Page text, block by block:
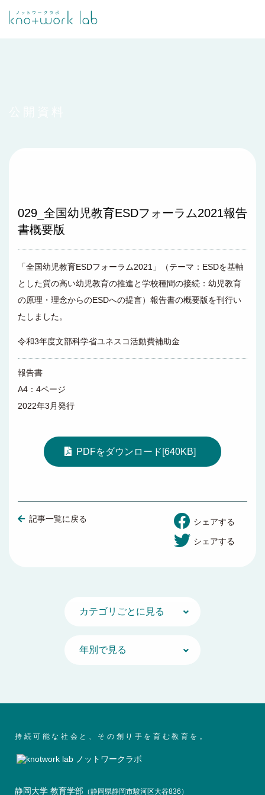
029_全国幼児教育ESDフォーラム2021報告
書概要版
「全国幼児教育ESDフォーラム2021」（テーマ：ESDを基軸
とした質の高い幼児教育の推進と学校種間の接続：幼児教育
の原理・理念からのESDへの提言）報告書の概要版を刊行い
たしました。
令和3年度文部科学省ユネスコ活動費補助金
報告書
A4：4ページ
2022年3月発行
PDFをダウンロード[640KB]
記事一覧に戻る シェアする
シェアする
持続可能な社会と、その創り手を育む教育を。
静岡大学 教育学部 （静岡県静岡市駿河区大谷836）